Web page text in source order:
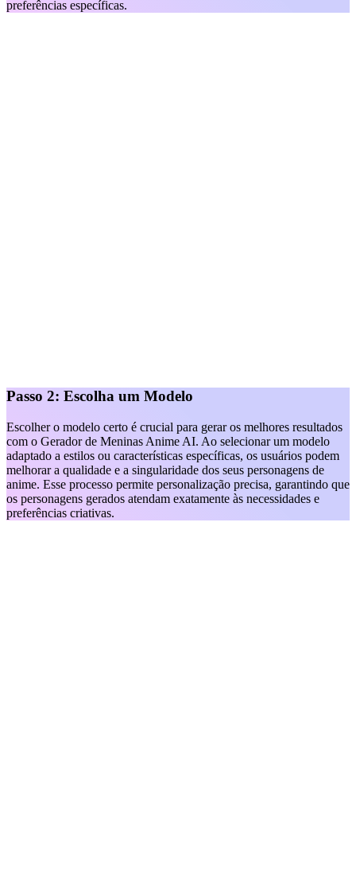
preferências específicas.
Passo 2: Escolha um Modelo
Escolher o modelo certo é crucial para gerar os melhores resultados
com o Gerador de Meninas Anime AI. Ao selecionar um modelo
adaptado a estilos ou características específicas, os usuários podem
melhorar a qualidade e a singularidade dos seus personagens de
anime. Esse processo permite personalização precisa, garantindo que
os personagens gerados atendam exatamente às necessidades e
preferências criativas.